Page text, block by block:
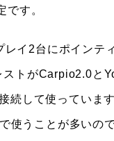
です。
レイ2台にポイン
トがCarpio2.0と
続して使っていま
使うことが多いの